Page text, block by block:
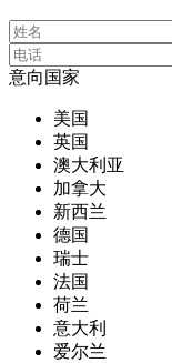
意向国家
美国
英国
澳大利亚
加拿大
新西兰
德国
瑞士
法国
荷兰
意大利
爱尔兰